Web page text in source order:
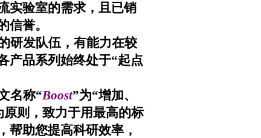
实验室的需求，且已销
誉。
研发队伍，有能力在较
产品系列始终处于“起点
名称“Boost”为“增加、
原则，致力于用最高的标
帮助您提高科研效率，